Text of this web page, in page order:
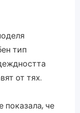
тип
от тях.
показала, че